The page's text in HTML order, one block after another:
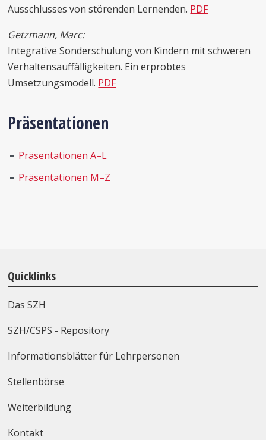
Ausschlusses von störenden Lernenden. PDF
Getzmann, Marc:
Integrative Sonderschulung von Kindern mit schweren
Verhaltensauffälligkeiten. Ein erprobtes
Umsetzungsmodell. PDF
Präsentationen
Präsentationen A–L
Präsentationen M–Z
Quicklinks
Das SZH
SZH/CSPS - Repository
Informationsblätter für Lehrpersonen
Stellenbörse
Weiterbildung
Kontakt